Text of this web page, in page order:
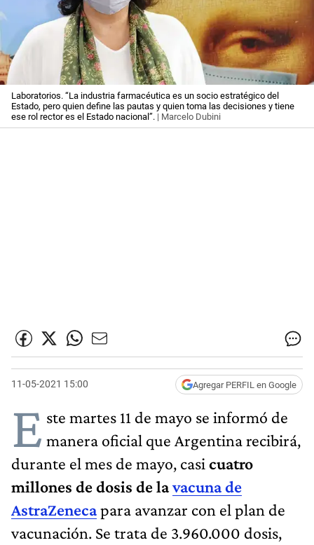
Laboratorios. “La industria farmacéutica es un socio estratégico del
Estado, pero quien define las pautas y quien toma las decisiones y tiene
ese rol rector es el Estado nacional”. | Marcelo Dubini
11-05-2021 15:00 Agregar PERFIL en Google
E ste martes 11 de mayo se informó de
manera oficial que Argentina recibirá,
durante el mes de mayo, casi cuatro
millones de dosis de lavacuna de
AstraZenecapara avanzar con el plan de
vacunación. Se trata de 3.960.000 dosis,